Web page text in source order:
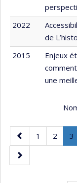
2022
de
2015
Enjeux
une
Page
précédente
Page
1 Page
2 3
Page
suivante